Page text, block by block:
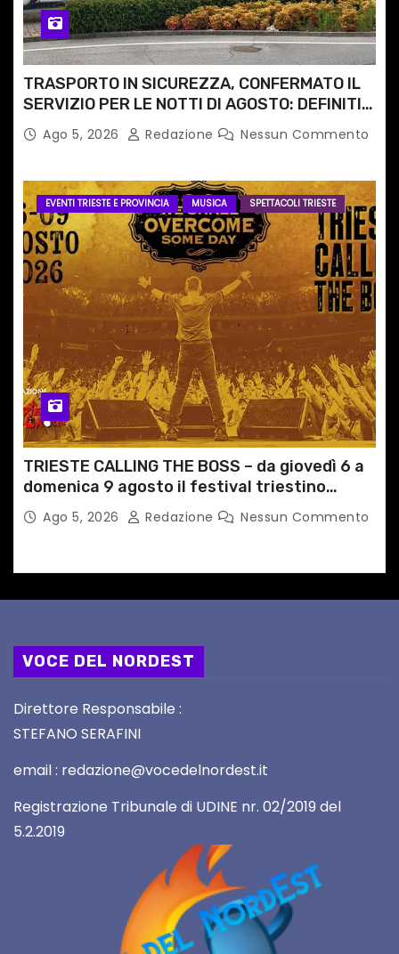
TRASPORTO IN SICUREZZA, CONFERMATO IL
SERVIZIO PER LE NOTTI DI AGOSTO: DEFINITI
PERCORSI, FERMATE E ORARIO
Ago 5, 2026 Redazione Nessun Commento
EVENTI TRIESTE E PROVINCIA MUSICA SPETTACOLI TRIESTE
TRIESTE CALLING THE BOSS – da giovedì 6 a
domenica 9 agosto il festival triestino
dedicato a Springsteen
Ago 5, 2026 Redazione Nessun Commento
VOCE DEL NORDEST
Direttore Responsabile :
STEFANO SERAFINI
email : redazione@vocedelnordest.it
Registrazione Tribunale di UDINE nr. 02/2019 del
5.2.2019